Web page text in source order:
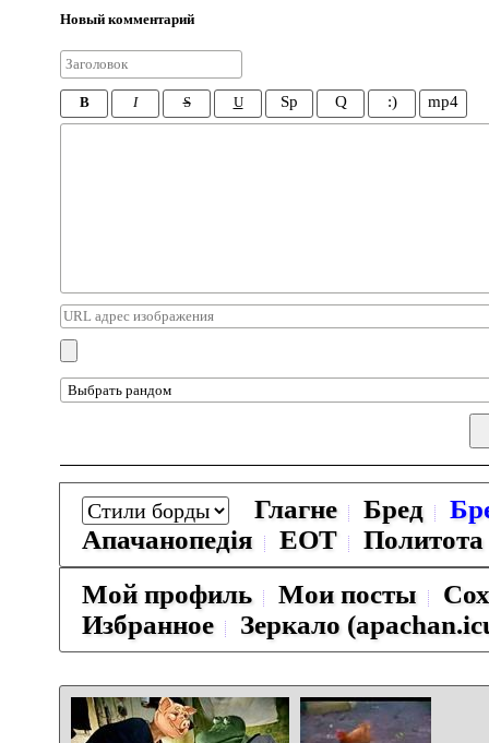
Новый комментарий
B I S U Sp Q :) mp4
Глагне Бред
Апачанопедiя
ЕОТ
Политота
Мой профиль
Мои посты
Избранное
Зеркало